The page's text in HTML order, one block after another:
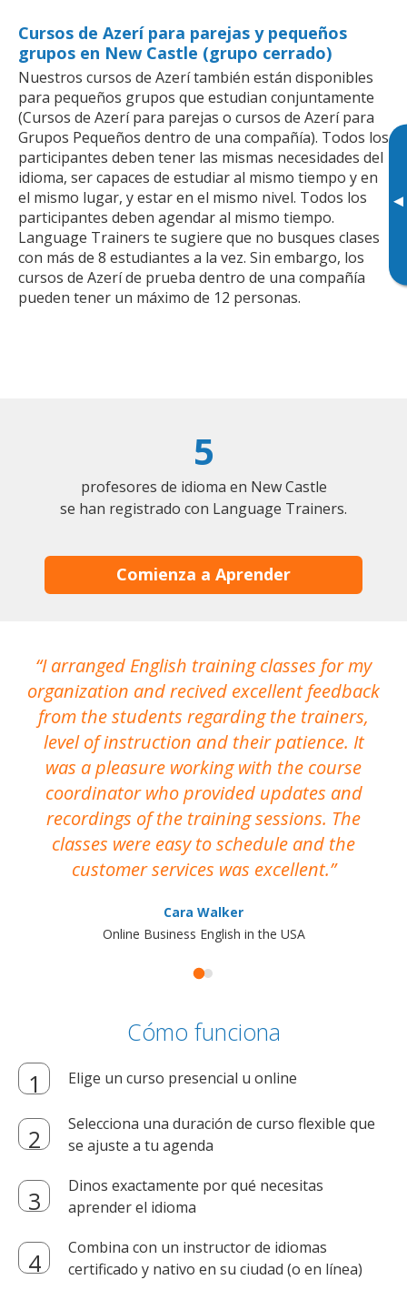
▸
Cursos de Azerí para parejas y pequeños
grupos en New Castle (grupo cerrado)
Nuestros cursos de Azerí también están disponibles
para pequeños grupos que estudian conjuntamente
(Cursos de Azerí para parejas o cursos de Azerí para
Grupos Pequeños dentro de una compañía). Todos los
participantes deben tener las mismas necesidades del
idioma, ser capaces de estudiar al mismo tiempo y en
el mismo lugar, y estar en el mismo nivel. Todos los
participantes deben agendar al mismo tiempo.
Language Trainers te sugiere que no busques clases
con más de 8 estudiantes a la vez. Sin embargo, los
cursos de Azerí de prueba dentro de una compañía
pueden tener un máximo de 12 personas.
5
profesores de idioma en New Castle
se han registrado con Language Trainers.
Comienza a Aprender
I arranged English training classes for my
organization and recived excellent feedback
from the students regarding the trainers,
level of instruction and their patience. It
was a pleasure working with the course
coordinator who provided updates and
recordings of the training sessions. The
classes were easy to schedule and the
customer services was excellent.
Cara Walker
Online Business English in the USA
Cómo funciona
Elige un curso presencial u online
Selecciona una duración de curso flexible que
se ajuste a tu agenda
Dinos exactamente por qué necesitas
aprender el idioma
Combina con un instructor de idiomas
certificado y nativo en su ciudad (o en línea)